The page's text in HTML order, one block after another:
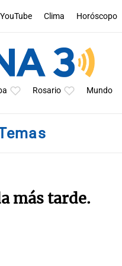
Clima Horóscopo
Rosario Mundo
más tarde.